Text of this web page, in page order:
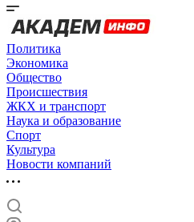
Политика
Экономика
Общество
Происшествия
ЖКХ и транспорт
Наука и образование
Спорт
Культура
Новости компаний